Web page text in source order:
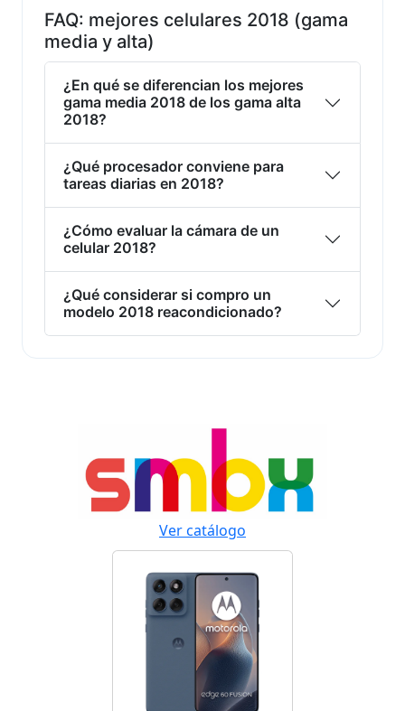
FAQ: mejores celulares 2018 (gama
media y alta)
¿En qué se diferencian los mejores
gama media 2018 de los gama alta
2018?
¿Qué procesador conviene para
tareas diarias en 2018?
¿Cómo evaluar la cámara de un
celular 2018?
¿Qué considerar si compro un
modelo 2018 reacondicionado?
Ver catálogo